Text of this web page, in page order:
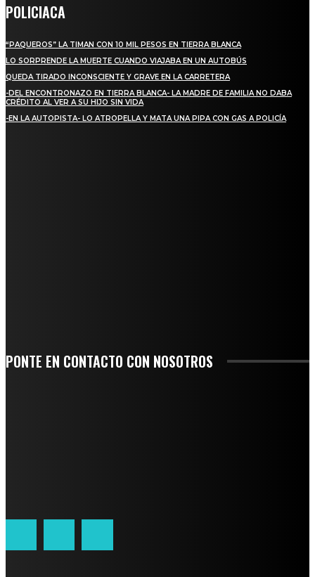
POLICIACA
“PAQUEROS” LA TIMAN CON 10 MIL PESOS EN TIERRA BLANCA
LO SORPRENDE LA MUERTE CUANDO VIAJABA EN UN AUTOBÚS
QUEDA TIRADO INCONSCIENTE Y GRAVE EN LA CARRETERA
-DEL ENCONTRONAZO EN TIERRA BLANCA- LA MADRE DE FAMILIA NO DABA
CRÉDITO AL VER A SU HIJO SIN VIDA
-EN LA AUTOPISTA- LO ATROPELLA Y MATA UNA PIPA CON GAS A POLICÍA
PONTE EN CONTACTO CON NOSOTROS